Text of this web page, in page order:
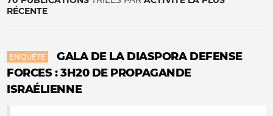
RÉCENTE
ENQUÊTE
GALA DE LA DIASPORA DEFENSE
FORCES : 3H20 DE PROPAGANDE
ISRAÉLIENNE